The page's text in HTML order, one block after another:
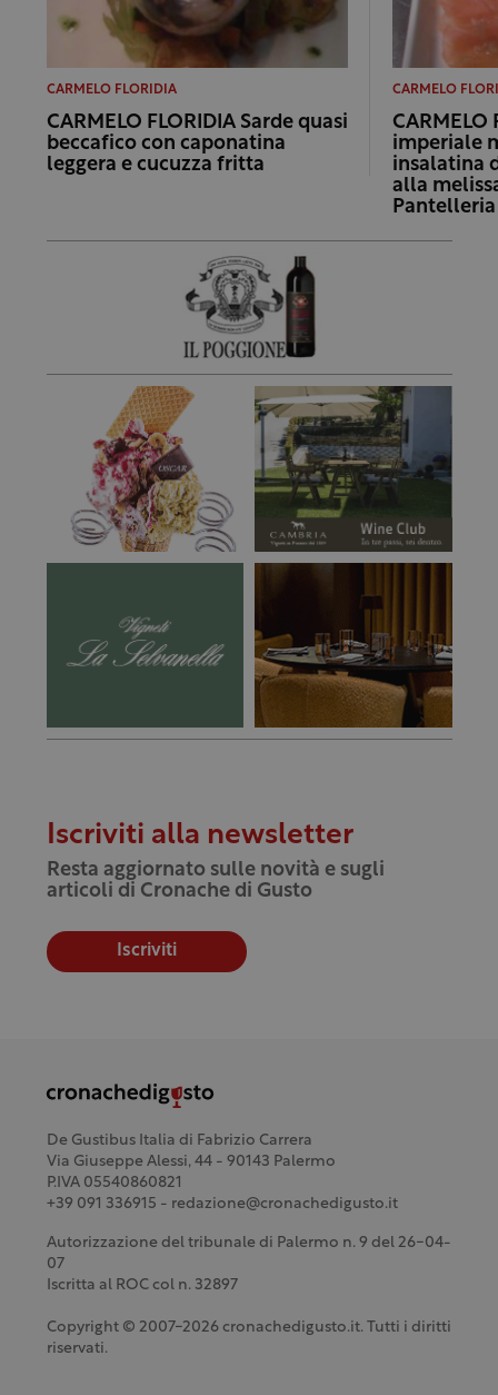
CARMELO FLORIDIA
CARMELO FLORIDIA Sarde quasi
beccafico con caponatina
leggera e cucuzza fritta
CARMELO
CARMELO
imperiale
insalatina
alla
Pantelleria
Iscriviti alla newsletter
Resta aggiornato sulle novità e sugli
articoli di Cronache di Gusto
Iscriviti
De Gustibus Italia di Fabrizio Carrera
Via Giuseppe Alessi, 44 - 90143 Palermo
P.IVA 05540860821
+39 091 336915 - redazione@cronachedigusto.it
Autorizzazione del tribunale di Palermo n. 9 del 26-04-
07
Iscritta al ROC col n. 32897
Copyright © 2007-2026 cronachedigusto.it. Tutti i diritti
riservati.